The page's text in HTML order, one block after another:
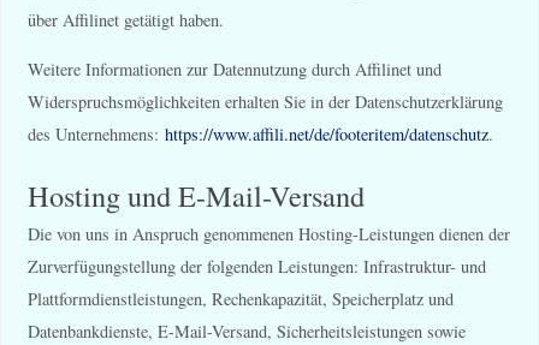
über Affilinet getätigt haben.
Weitere Informationen zur Datennutzung durch Affilinet und
Widerspruchsmöglichkeiten erhalten Sie in der Datenschutzerklärung
des Unternehmens: https://www.affili.net/de/footeritem/datenschutz.
Hosting und E-Mail-Versand
Die von uns in Anspruch genommenen Hosting-Leistungen dienen der
Zurverfügungstellung der folgenden Leistungen: Infrastruktur- und
Plattformdienstleistungen, Rechenkapazität, Speicherplatz und
Datenbankdienste, E-Mail-Versand, Sicherheitsleistungen sowie